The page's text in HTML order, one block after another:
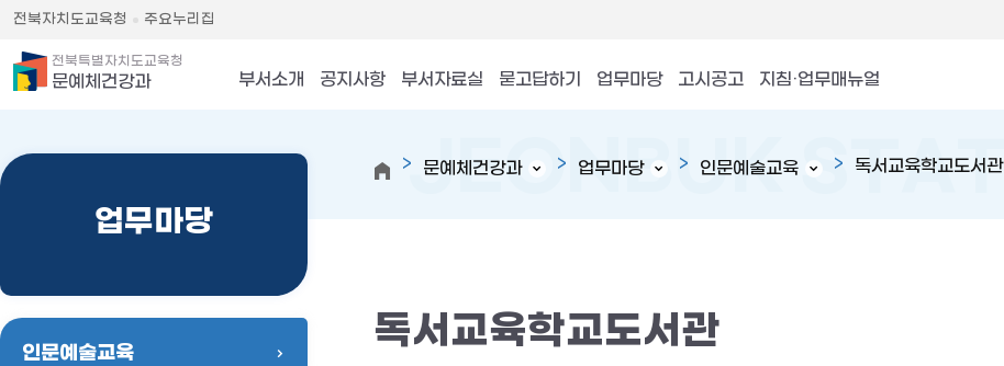
전북자치도교육청 주요누리집
전북특별자치도교육청
문예체건강과 부서소개 공지사항 부서자료실 묻고답하기 업무마당 고시공고 지침·업무매뉴얼
업무마당
인문예술교육
문예체건강과 업무마당 인문예술교육 독서교육학교도서관
독서교육학교도서관